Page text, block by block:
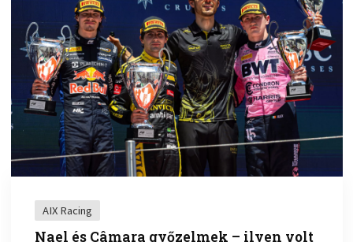
AIX Racing
Nael és Câmara győzelmek – ilyen volt